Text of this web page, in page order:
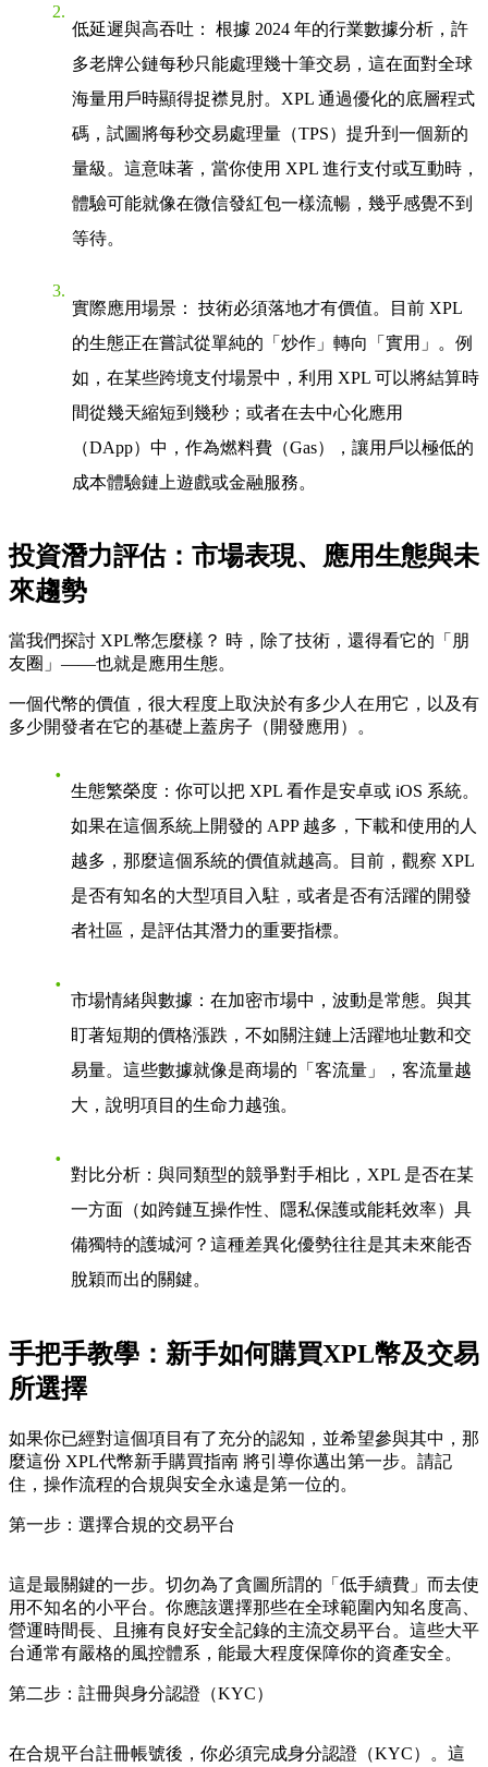
低延遲與高吞吐 ： 根據 2024 年的行業數據分析，許
多老牌公鏈每秒只能處理幾十筆交易，這在面對全球
海量用戶時顯得捉襟見肘。XPL 通過優化的底層程式
碼，試圖將每秒交易處理量（TPS）提升到一個新的
量級。這意味著，當你使用 XPL 進行支付或互動時，
體驗可能就像在微信發紅包一樣流暢，幾乎感覺不到
等待。
實際應用場景 ： 技術必須落地才有價值。目前 XPL
的生態正在嘗試從單純的「炒作」轉向「實用」。例
如，在某些跨境支付場景中，利用 XPL 可以將結算時
間從幾天縮短到幾秒；或者在去中心化應用
（DApp）中，作為燃料費（Gas），讓用戶以極低的
成本體驗鏈上遊戲或金融服務。
投資潛力評估：市場表現、應用生態與未
來趨勢
當我們探討 XPL幣怎麼樣？ 時，除了技術，還得看它的「朋
友圈」——也就是應用生態。
一個代幣的價值，很大程度上取決於有多少人在用它，以及有
多少開發者在它的基礎上蓋房子（開發應用）。
生態繁榮度 ：你可以把 XPL 看作是安卓或 iOS 系統。
如果在這個系統上開發的 APP 越多，下載和使用的人
越多，那麼這個系統的價值就越高。目前，觀察 XPL
是否有知名的大型項目入駐，或者是否有活躍的開發
者社區，是評估其潛力的重要指標。
市場情緒與數據 ：在加密市場中，波動是常態。與其
盯著短期的價格漲跌，不如關注鏈上活躍地址數和交
易量。這些數據就像是商場的「客流量」，客流量越
大，說明項目的生命力越強。
對比分析 ：與同類型的競爭對手相比，XPL 是否在某
一方面（如跨鏈互操作性、隱私保護或能耗效率）具
備獨特的護城河？這種差異化優勢往往是其未來能否
脫穎而出的關鍵。
手把手教學：新手如何購買XPL幣及交易
所選擇
如果你已經對這個項目有了充分的認知，並希望參與其中，那
麼這份 XPL代幣新手購買指南 將引導你邁出第一步。請記
住，操作流程的合規與安全永遠是第一位的。
第一步：選擇合規的交易平台
這是最關鍵的一步。切勿為了貪圖所謂的「低手續費」而去使
用不知名的小平台。你應該選擇那些在全球範圍內知名度高、
營運時間長、且擁有良好安全記錄的主流交易平台。這些大平
台通常有嚴格的風控體系，能最大程度保障你的資產安全。
第二步：註冊與身分認證（KYC）
在合規平台註冊帳號後，你必須完成身分認證（KYC）。這